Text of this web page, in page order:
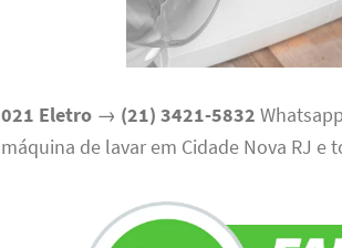
021 Eletro→ (21) 3421-5832
máquina de lavar em Cidade Nova RJ e